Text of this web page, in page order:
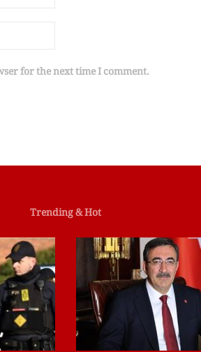
for the next time I comment.
Trending & Hot